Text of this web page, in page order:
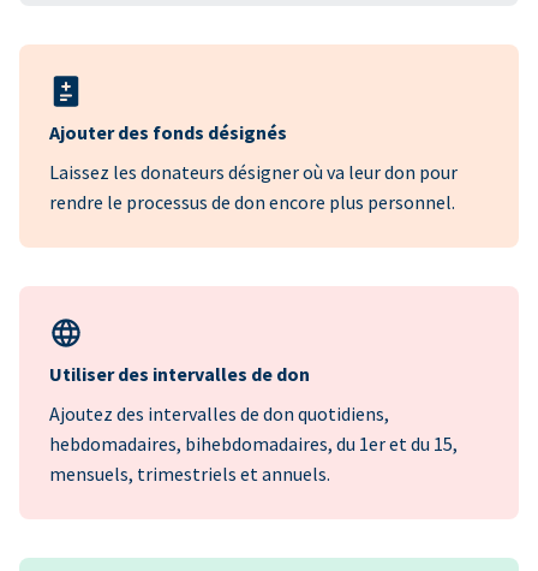
Ajouter des fonds désignés
Laissez les donateurs désigner où va leur don pour
rendre le processus de don encore plus personnel.
Utiliser des intervalles de don
Ajoutez des intervalles de don quotidiens,
hebdomadaires, bihebdomadaires, du 1er et du 15,
mensuels, trimestriels et annuels.